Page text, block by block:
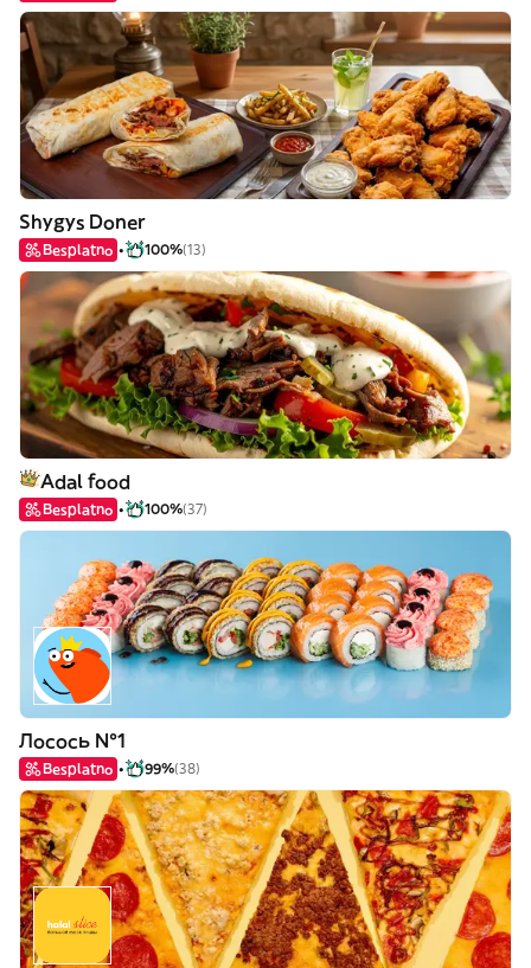
Shygys Doner
Besplatno 100%(13)
Adal food
Besplatno 100%(37)
Лосось №1
Besplatno 99%(38)